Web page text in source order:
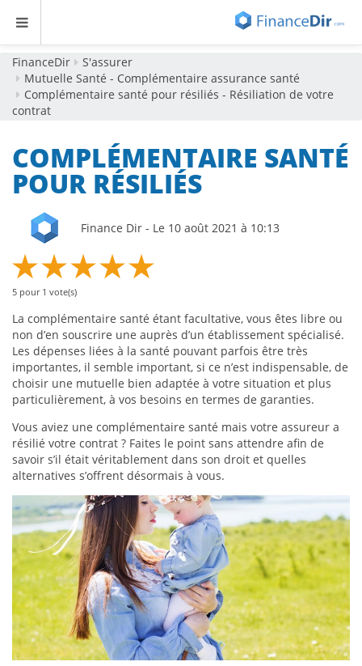
FinanceDir
S'assurer
Mutuelle Santé - Complémentaire assurance santé
Complémentaire santé pour résiliés - Résiliation de votre
contrat
COMPLÉMENTAIRE SANTÉ
POUR RÉSILIÉS
Finance Dir - Le 10 août 2021 à 10:13
5 pour 1 vote(s)
La complémentaire santé étant facultative, vous êtes libre ou
non d’en souscrire une auprès d’un établissement spécialisé.
Les dépenses liées à la santé pouvant parfois être très
importantes, il semble important, si ce n’est indispensable, de
choisir une mutuelle bien adaptée à votre situation et plus
particulièrement, à vos besoins en termes de garanties.
Vous aviez une complémentaire santé mais votre assureur a
résilié votre contrat ? Faites le point sans attendre afin de
savoir s’il était véritablement dans son droit et quelles
alternatives s’offrent désormais à vous.